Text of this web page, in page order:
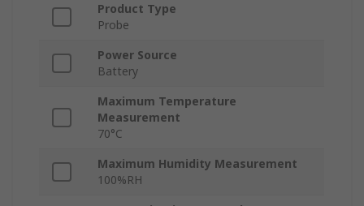
Product Type
Probe
Power Source
Battery
Maximum Temperature
Measurement
70°C
Maximum Humidity Measurement
100%RH